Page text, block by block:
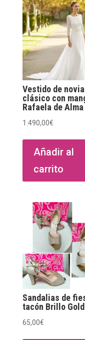
Vestido de novia
clásico con
Rafaela de
1.490,00€
Añadir al
carrito
Sandalias de
tacón Brillo Gold
65,00€